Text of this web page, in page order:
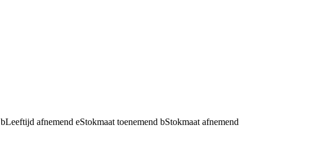
bLeeftijd afnemend eStokmaat toenemend bStokmaat afnemend